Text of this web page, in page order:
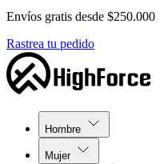
Envíos gratis desde $250.000
Rastrea tu pedido
Hombre
Mujer